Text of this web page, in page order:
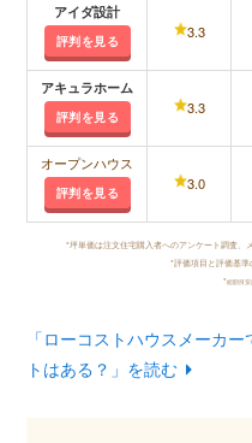
アイダ設計
評判を見る 3.3
アキュラホーム
評判を見る 3.3
オープンハウス
評判を見る 3.0
*坪単価は注文住宅購入者へのアンケート調査、
*評価項目と評価基準
*総額目安
「ローコストハウスメーカ
トはある？」を読む